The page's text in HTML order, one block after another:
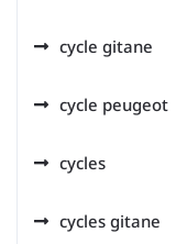
cycle gitane
cycle peugeot
cycles
cycles gitane